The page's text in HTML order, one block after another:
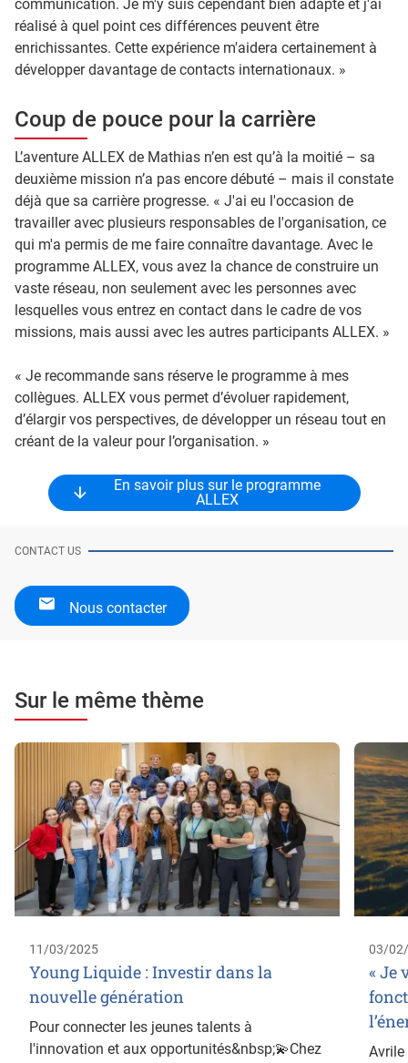
communication. Je m'y suis cependant bien adapté et j'ai
réalisé à quel point ces différences peuvent être
enrichissantes. Cette expérience m'aidera certainement à
développer davantage de contacts internationaux. »
Coup de pouce pour la carrière
L’aventure ALLEX de Mathias n’en est qu’à la moitié – sa
deuxième mission n’a pas encore débuté – mais il constate
déjà que sa carrière progresse. « J'ai eu l'occasion de
travailler avec plusieurs responsables de l'organisation, ce
qui m'a permis de me faire connaître davantage. Avec le
programme ALLEX, vous avez la chance de construire un
vaste réseau, non seulement avec les personnes avec
lesquelles vous entrez en contact dans le cadre de vos
missions, mais aussi avec les autres participants ALLEX. »
« Je recommande sans réserve le programme à mes
collègues. ALLEX vous permet d’évoluer rapidement,
d’élargir vos perspectives, de développer un réseau tout en
créant de la valeur pour l’organisation. »
En savoir plus sur le programme
ALLEX
CONTACT US
Nous contacter
Sur le même thème
11/03/2025
Young Liquide : Investir dans la
nouvelle génération
Pour connecter les jeunes talents à
l'innovation et aux opportunités&nbsp;💫Chez
03/
« Je
Avrile